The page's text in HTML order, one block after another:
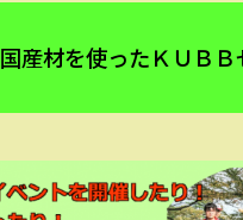
国産材を使ったＫＵＢＢ